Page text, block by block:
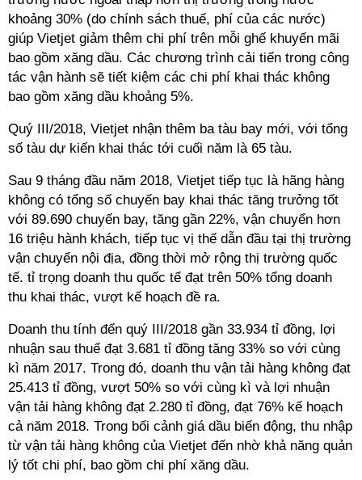
khoảng 30% (do chính sách thuế, phí của các nước)
giúp Vietjet giảm thêm chi phí trên mỗi ghế khuyến mãi
bao gồm xăng dầu. Các chương trình cải tiến trong công
tác vận hành sẽ tiết kiệm các chi phí khai thác không
bao gồm xăng dầu khoảng 5%.
Quý III/2018, Vietjet nhận thêm ba tàu bay mới, với tổng
số tàu dự kiến khai thác tới cuối năm là 65 tàu.
Sau 9 tháng đầu năm 2018, Vietjet tiếp tục là hãng hàng
không có tổng số chuyến bay khai thác tăng trưởng tốt
với 89.690 chuyến bay, tăng gần 22%, vận chuyển hơn
16 triệu hành khách, tiếp tục vị thế dẫn đầu tại thị trường
vận chuyển nội địa, đồng thời mở rộng thị trường quốc
tế. tỉ trọng doanh thu quốc tế đạt trên 50% tổng doanh
thu khai thác, vượt kế hoạch đề ra.
Doanh thu tính đến quý III/2018 gần 33.934 tỉ đồng, lợi
nhuận sau thuế đạt 3.681 tỉ đồng tăng 33% so với cùng
kì năm 2017. Trong đó, doanh thu vận tải hàng không đạt
25.413 tỉ đồng, vượt 50% so với cùng kì và lợi nhuận
vận tải hàng không đạt 2.280 tỉ đồng, đạt 76% kế hoạch
cả năm 2018. Trong bối cảnh giá dầu biến động, thu nhập
từ vận tải hàng không của Vietjet đến nhờ khả năng quản
lý tốt chi phí, bao gồm chi phí xăng dầu.